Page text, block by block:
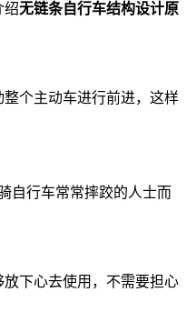
绍无链条自行车结构设计原
个主动车进行前进，这样
自行车常常摔跤的人士而
下心去使用，不需要担心